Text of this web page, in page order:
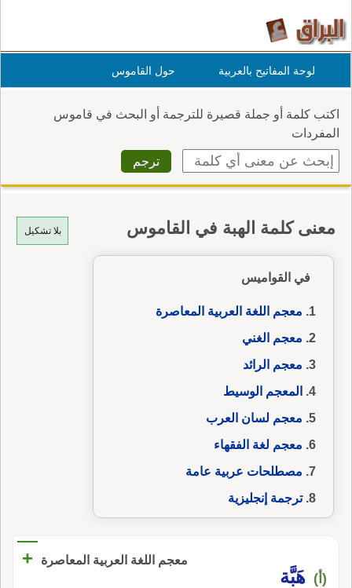
لوحة المفاتيح بالعربية حول القاموس
اكتب كلمة أو جملة قصيرة للترجمة أو البحث في قاموس
المفردات
بلا تشكيل معنى كلمة الهبة في القاموس
في القواميس
معجم اللغة العربية المعاصرة
معجم الغني
معجم الرائد
المعجم الوسيط
معجم لسان العرب
معجم لغة الفقهاء
مصطلحات عربية عامة
ترجمة إنجليزية
معجم اللغة العربية المعاصرة +
(أ) هَبَّة